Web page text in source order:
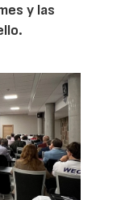
y las